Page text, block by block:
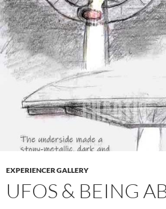
EXPERIENCER GALLERY
UFOS & BEING